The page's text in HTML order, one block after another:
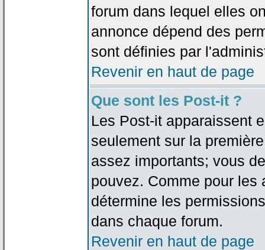
forum dans lequel elles
annonce dépend des
sont définies par
Revenir en haut de page
Que sont les Post-it ?
Les Post-it apparaissent
seulement sur la
assez importants; vous
pouvez. Comme pour les
détermine les
dans chaque forum.
Revenir en haut de page